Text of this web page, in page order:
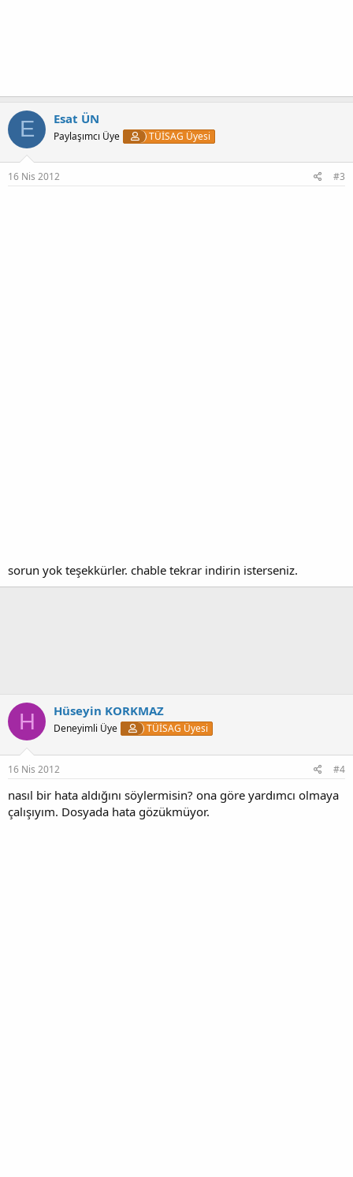
E Esat ÜN
Paylaşımcı Üye TÜİSAG Üyesi
16 Nis 2012 #3
sorun yok teşekkürler. chable tekrar indirin isterseniz.
H Hüseyin KORKMAZ
Deneyimli Üye TÜİSAG Üyesi
16 Nis 2012 #4
nasıl bir hata aldığını söylermisin? ona göre yardımcı olmaya
çalışıyım. Dosyada hata gözükmüyor.